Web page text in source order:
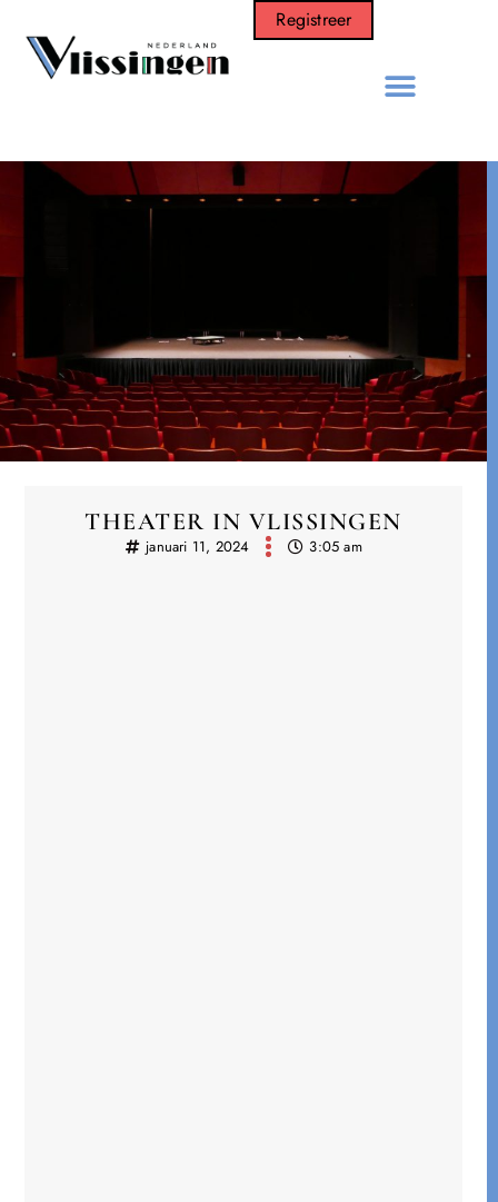
Registreer
THEATER IN VLISSINGEN
januari 11, 2024 3:05 am